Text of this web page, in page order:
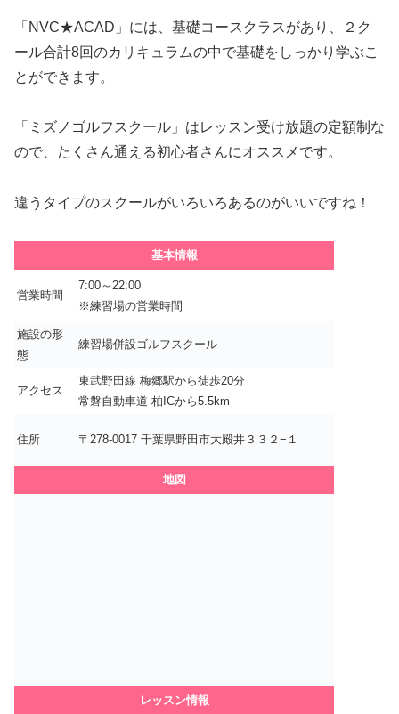
「NVC★ACAD」には、基礎コースクラスがあり、２ク
ール合計8回のカリキュラムの中で基礎をしっかり学ぶこ
とができます。
「ミズノゴルフスクール」はレッスン受け放題の定額制な
ので、たくさん通える初心者さんにオススメです。
違うタイプのスクールがいろいろあるのがいいですね！
基本情報
営業時間
7:00～22:00
※練習場の営業時間
施設の形
態
練習場併設ゴルフスクール
アクセス
東武野田線 梅郷駅から徒歩20分
常磐自動車道 柏ICから5.5km
住所 〒278-0017 千葉県野田市大殿井３３２−１
地図
レッスン情報